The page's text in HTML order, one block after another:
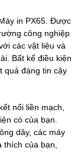
in PX65. Được
công nghiệp
các vật liệu và
Bất kể điều kiện
quả đáng tin cậy
nối liền mạch,
có của bạn.
dây, các máy
của bạn,